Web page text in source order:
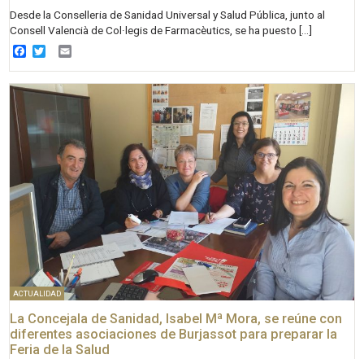
Desde la Conselleria de Sanidad Universal y Salud Pública, junto al
Consell Valencià de Col·legis de Farmacèutics, se ha puesto […]
Facebook
Twitter
ACTUALIDAD
La Concejala de Sanidad, Isabel Mª Mora, se reúne con
diferentes asociaciones de Burjassot para preparar la
Feria de la Salud